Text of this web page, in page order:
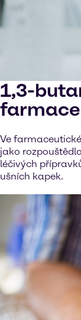
1,3-
Ve
jako
léčivých
ušních kapek.